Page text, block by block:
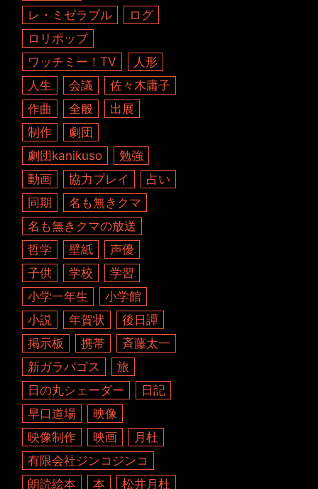
レ・ミゼラブル
ログ
ロリポップ
ワッチミー！TV
人形
人生
会議
佐々木庸子
作曲
全般
出展
制作
劇団
劇団kanikuso
勉強
動画
協力プレイ
占い
同期
名も無きクマ
名も無きクマの放送
哲学
壁紙
声優
子供
学校
学習
小学一年生
小学館
小説
年賀状
後日譚
掲示板
携帯
斉藤太一
新ガラパゴス
旅
日の丸シェーダー
日記
早口道場
映像
映像制作
映画
月杜
有限会社ジンコジンコ
朗読絵本
本 松井月杜